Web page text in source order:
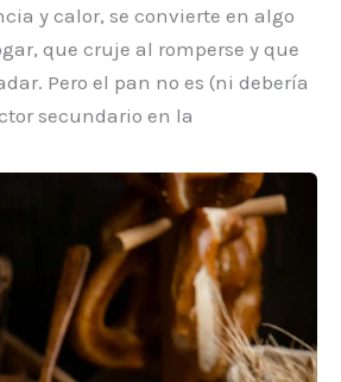
y calor, se convierte en algo
que cruje al romperse y que
Pero el pan no es (ni debería
secundario en la